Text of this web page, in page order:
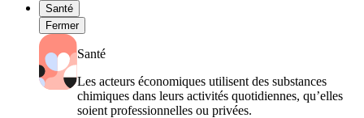
Santé
Fermer
Santé
Les acteurs économiques utilisent des substances
chimiques dans leurs activités quotidiennes, qu’elles
soient professionnelles ou privées.